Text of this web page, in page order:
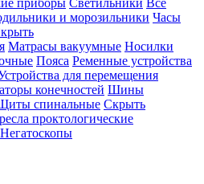
приборы Светильники Все
и морозильники Часы
Матрасы вакуумные Носилки
Пояса Ременные устройства
для перемещения
конечностей Шины
спинальные Скрыть
проктологические
Негатоскопы